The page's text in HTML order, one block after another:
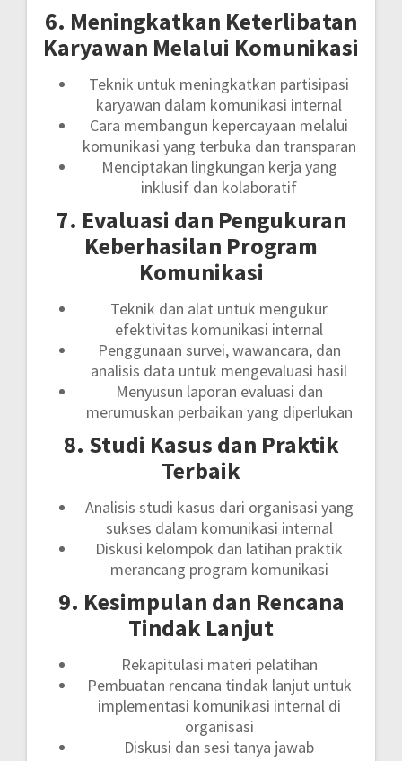
6. Meningkatkan Keterlibatan
Karyawan Melalui Komunikasi
Teknik untuk meningkatkan partisipasi
karyawan dalam komunikasi internal
Cara membangun kepercayaan melalui
komunikasi yang terbuka dan transparan
Menciptakan lingkungan kerja yang
inklusif dan kolaboratif
7. Evaluasi dan Pengukuran
Keberhasilan Program
Komunikasi
Teknik dan alat untuk mengukur
efektivitas komunikasi internal
Penggunaan survei, wawancara, dan
analisis data untuk mengevaluasi hasil
Menyusun laporan evaluasi dan
merumuskan perbaikan yang diperlukan
8. Studi Kasus dan Praktik
Terbaik
Analisis studi kasus dari organisasi yang
sukses dalam komunikasi internal
Diskusi kelompok dan latihan praktik
merancang program komunikasi
9. Kesimpulan dan Rencana
Tindak Lanjut
Rekapitulasi materi pelatihan
Pembuatan rencana tindak lanjut untuk
implementasi komunikasi internal di
organisasi
Diskusi dan sesi tanya jawab